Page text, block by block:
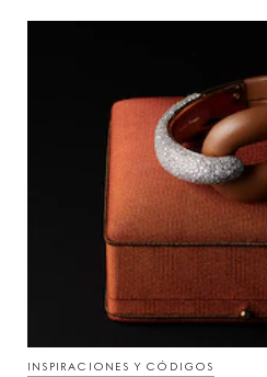
INSPIRACIONES Y CÓDIGOS